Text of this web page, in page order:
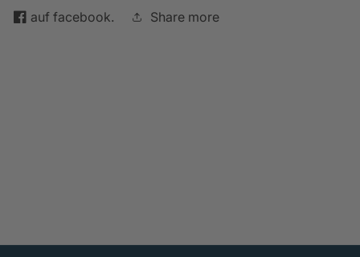
auf facebook. Share more